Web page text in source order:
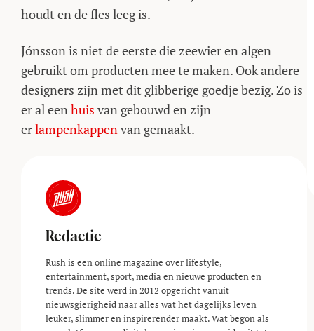
houdt en de fles leeg is.
Jónsson is niet de eerste die zeewier en algen
gebruikt om producten mee te maken. Ook andere
designers zijn met dit glibberige goedje bezig. Zo is
er al eenhuis van gebouwd en zijn
erlampenkappenvan gemaakt.
Redactie
Rush is een online magazine over lifestyle,
entertainment, sport, media en nieuwe producten en
trends. De site werd in 2012 opgericht vanuit
nieuwsgierigheid naar alles wat het dagelijks leven
leuker, slimmer en inspirerender maakt. Wat begon als